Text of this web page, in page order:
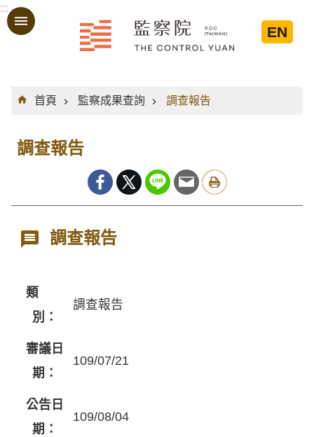
跳到主要內容區塊
:::
EN
:::
首頁
監察成果查詢 調查報告
調查報告
調查報告
類
別：
調查報告
審議日
期：
109/07/21
公告日
期：
109/08/04